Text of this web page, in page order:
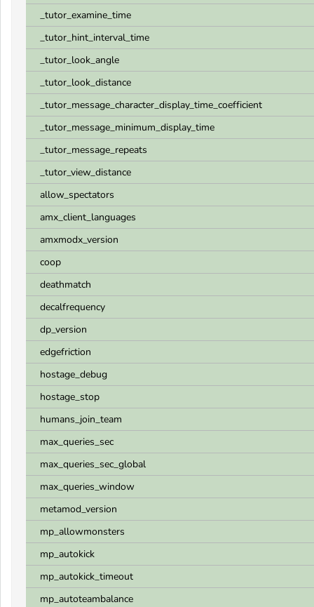
_tutor_examine_time
_tutor_hint_interval_time
_tutor_look_angle
_tutor_look_distance
_tutor_message_character_display_time_coefficient
_tutor_message_minimum_display_time
_tutor_message_repeats
_tutor_view_distance
allow_spectators
amx_client_languages
amxmodx_version
coop
deathmatch
decalfrequency
dp_version
edgefriction
hostage_debug
hostage_stop
humans_join_team
max_queries_sec
max_queries_sec_global
max_queries_window
metamod_version
mp_allowmonsters
mp_autokick
mp_autokick_timeout
mp_autoteambalance